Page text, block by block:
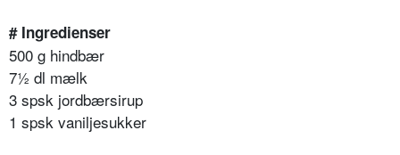
# Ingredienser
500 g hindbær
7½ dl mælk
3 spsk jordbærsirup
1 spsk vaniljesukker